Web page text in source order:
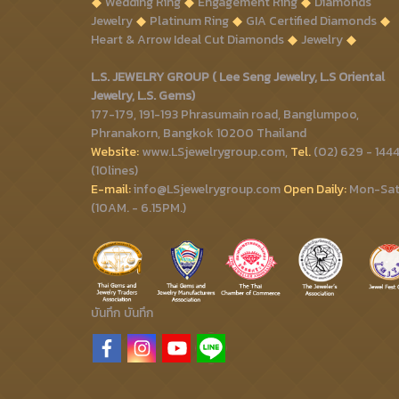
Jewelry
Platinum Ring
GIA Certified Diamonds
Heart & Arrow Ideal Cut Diamonds
Jewelry
L.S. JEWELRY GROUP ( Lee Seng Jewelry, L.S Oriental
Jewelry, L.S. Gems)
177-179, 191-193 Phrasumain road, Banglumpoo,
Phranakorn, Bangkok 10200 Thailand
Website:www.LSjewelrygroup.com, Tel.(02) 629 - 1444
(10lines)
E-mail:info@LSjewelrygroup.comOpen Daily:Mon-Sat
(10AM. - 6.15PM.)
บันทึก บันทึก